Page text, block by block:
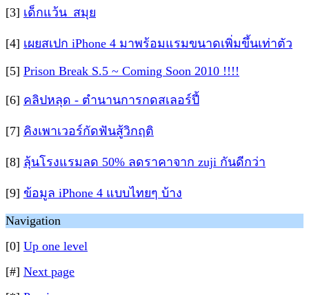
[3] เด็กแว้น_สมุย
[4] เผยสเปก iPhone 4 มาพร้อมแรมขนาดเพิ่มขึ้นเท่าตัว
[5] Prison Break S.5 ~ Coming Soon 2010 !!!!
[6] คลิปหลุด - ตำนานการกดสเลอร์ปี้
[7] คิงเพาเวอร์กัดฟันสู้วิกฤติ
[8] ลุ้นโรงแรมลด 50% ลดราคาจาก zuji กันดีกว่า
[9] ข้อมูล iPhone 4 แบบไทยๆ บ้าง
Navigation
[0] Up one level
[#] Next page